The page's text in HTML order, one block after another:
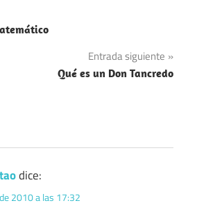
Entrada siguiente
Qué es un Don Tancredo
dice:
2010 a las 17:32